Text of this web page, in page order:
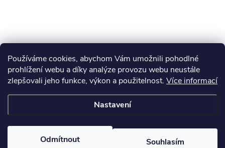
Používáme cookies, abychom Vám umožnili pohodlné
prohlížení webu a díky analýze provozu webu neustále
zlepšovali jeho funkce, výkon a použitelnost. Více informací
Nastavení
Odmítnout Souhlasím